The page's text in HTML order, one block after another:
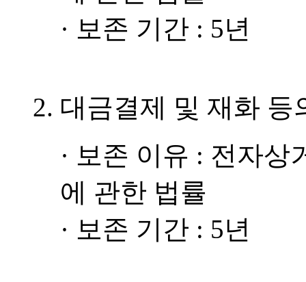
· 보존 기간 : 5년
2. 대금결제 및 재화
· 보존 이유 : 전자
에 관한 법률
· 보존 기간 : 5년